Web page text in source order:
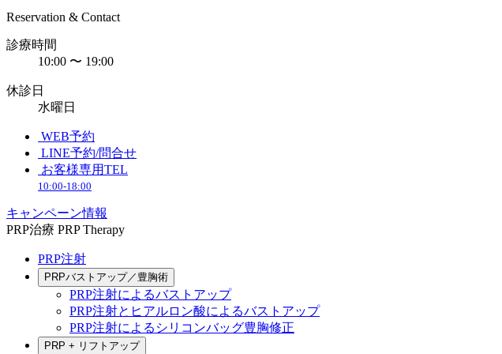
Reservation & Contact
診療時間
10:00 〜 19:00
休診日
水曜日
WEB予約
LINE予約/問合せ
お客様専用TEL
10:00-18:00
キャンペーン情報
PRP治療 PRP Therapy
PRP注射
PRPバストアップ／豊胸術
PRP注射によるバストアップ
PRP注射とヒアルロン酸によるバストアップ
PRP注射によるシリコンバッグ豊胸修正
PRP + リフトアップ